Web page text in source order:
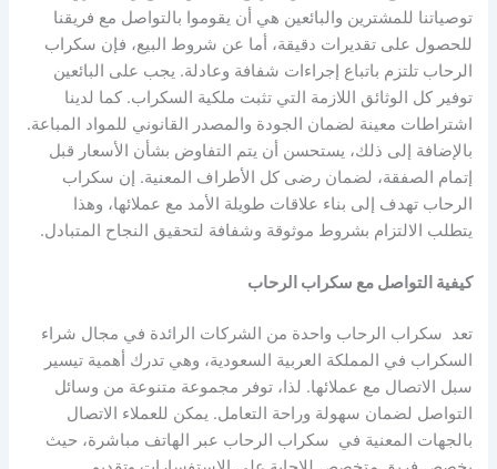
توصياتنا للمشترين والبائعين هي أن يقوموا بالتواصل مع فريقنا
للحصول على تقديرات دقيقة، أما عن شروط البيع، فإن سكراب
الرحاب تلتزم باتباع إجراءات شفافة وعادلة. يجب على البائعين
توفير كل الوثائق اللازمة التي تثبت ملكية السكراب. كما لدينا
اشتراطات معينة لضمان الجودة والمصدر القانوني للمواد المباعة.
بالإضافة إلى ذلك، يستحسن أن يتم التفاوض بشأن الأسعار قبل
إتمام الصفقة، لضمان رضى كل الأطراف المعنية. إن سكراب
الرحاب تهدف إلى بناء علاقات طويلة الأمد مع عملائها، وهذا
يتطلب الالتزام بشروط موثوقة وشفافة لتحقيق النجاح المتبادل.
كيفية التواصل مع سكراب الرحاب
تعد سكراب الرحاب واحدة من الشركات الرائدة في مجال شراء
السكراب في المملكة العربية السعودية، وهي تدرك أهمية تيسير
سبل الاتصال مع عملائها. لذا، توفر مجموعة متنوعة من وسائل
التواصل لضمان سهولة وراحة التعامل. يمكن للعملاء الاتصال
بالجهات المعنية في سكراب الرحاب عبر الهاتف مباشرة، حيث